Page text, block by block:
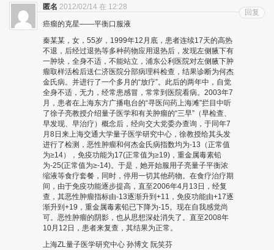
匿名 2012/02/14 在 12:28
癌瘤的克星——平衡口服液
秦某某，女，55岁，1999年12月底，患者连续17天的高热
不退，后经过退热等多种药物应用退热后，发现左侧腋下有
一肿块，全身不适，不能站立，浦东公利医院对左侧腋下肿
瘤取样活检后送仁济医院分部病理科检查，结果诊断为何杰
金氏病。并进行了一个多月的“放疗”。此后的两年中，自觉
全身不适，无力，经常患感冒，常常到医院看病。2003年7
月，患者在上海东方广播电台的“寻医问药上海滩”拦目中听
了徐子亮教授介绍量子医学和有关肿瘤的“三早”（早检查、
早发现、早治疗）概念后，经向交大党委办查询，于同年7
月8日来上海交通大学量子医学研究中心，徐教授给其头发
进行了检测，恶性肿瘤和何杰金氏病指数均为-13（正常值
为≥14），免疫功能为17(正常值为≥19)，重金属毒素铅
为-25(正常值为≥-14)。于是，她开始服用子亮量子平衡浓
缩液等食疗套餐，同时，停用一切其他药物。在食疗治疗期
间，由于免疫功能逐步提高，直至2006年4月13日，经复
查，其恶性肿瘤指标由-13逐渐升到+11，免疫功能由+17逐
渐升到+19，重金属毒素铅已下降为-15。现在自我感觉尚
可。恶性肿瘤的阴影，也从思想深处消失了。直至2008年
10月12日，患者来复查，其结果为正常。
上海ZL量子医学研究中心 孙博文 阮笑芬
回复